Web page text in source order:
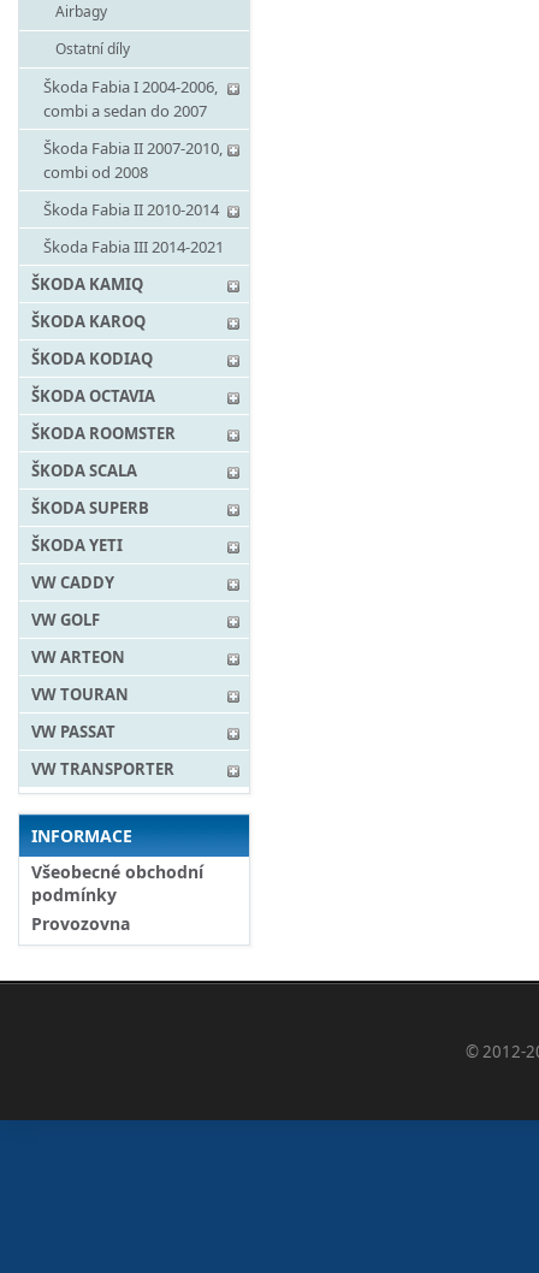
Airbagy
Ostatní díly
Škoda Fabia I 2004-2006,
combi a sedan do 2007
Škoda Fabia II 2007-2010,
combi od 2008
Škoda Fabia II 2010-2014
Škoda Fabia III 2014-2021
ŠKODA KAMIQ
ŠKODA KAROQ
ŠKODA KODIAQ
ŠKODA OCTAVIA
ŠKODA ROOMSTER
ŠKODA SCALA
ŠKODA SUPERB
ŠKODA YETI
VW CADDY
VW GOLF
VW ARTEON
VW TOURAN
VW PASSAT
VW TRANSPORTER
INFORMACE
Všeobecné obchodní
podmínky
Provozovna
© 2012-